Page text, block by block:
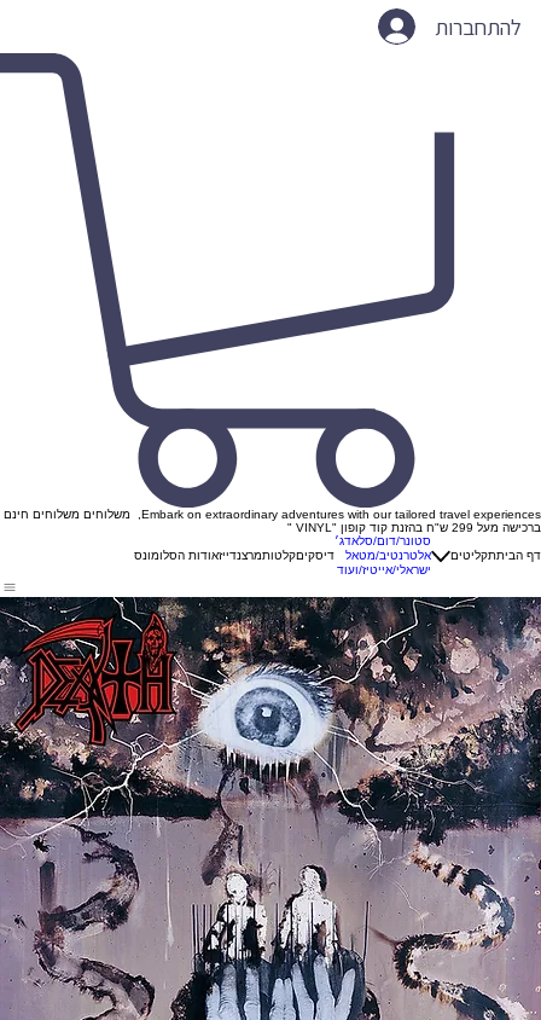
להתחברות
Embark on extraordinary adventures with our tailored travel experiences, משלוחים משלוחים חינם
ברכישה מעל 299 ש"ח בהזנת קוד קופון "VINYL "
דף הביתתקליטים
סטונר/דום/סלאדג׳
אלטרנטיב/מטאל
ישראלי/אייטיז/ועוד
דיסקיםקלטותמרצנדייזאודות הסלומונס